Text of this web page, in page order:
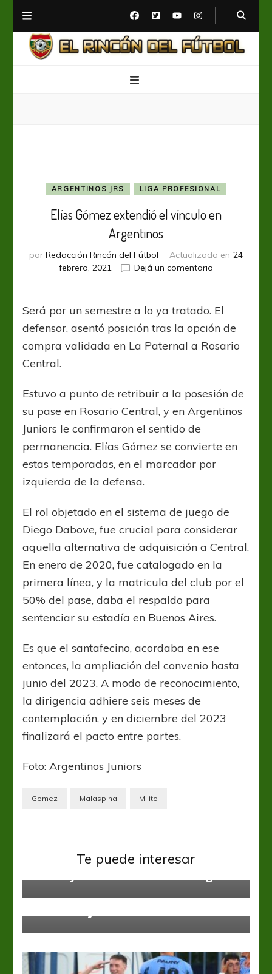
ARGENTINOS JRS LIGA PROFESIONAL
Elías Gómez extendió el vínculo en
Argentinos
por Redacción Rincón del Fútbol Actualizado en 24
febrero, 2021
Dejá un comentario
extendió
el
vínculo
en
Será por un semestre a lo ya tratado. El
defensor, asentó posición tras la opción de
compra validada en La Paternal a Rosario
Central.
Estuvo a punto de retribuir a la posesión de
su pase en Rosario Central, y en Argentinos
Juniors le confirmaron el sentido de
permanencia. Elías Gómez se convierte en
estas temporadas, en el marcador por
izquierda de la defensa.
El rol objetado en el sistema de juego de
Diego Dabove, fue crucial para considerar
aquella alternativa de adquisición a Central.
En enero de 2020, fue catalogado en la
primera línea, y la matricula del club por el
50% del pase, daba el respaldo para
sentenciar su estadía en Buenos Aires.
Es que el santafecino, acordaba en ese
entonces, la ampliación del convenio hasta
junio del 2023. A modo de reconocimiento,
la dirigencia adhiere seis meses de
contemplación, y en diciembre del 2023
finalizará el pacto entre partes.
Foto: Argentinos Juniors
Gomez Malaspina Milito
Te puede interesar
Liga Profesional